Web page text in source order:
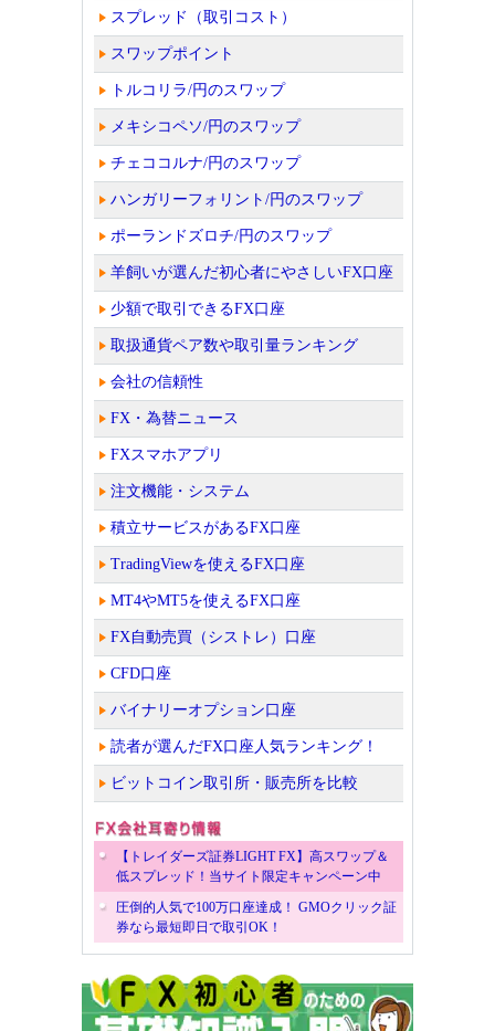
スプレッド（取引コスト）
スワップポイント
トルコリラ/円のスワップ
メキシコペソ/円のスワップ
チェココルナ/円のスワップ
ハンガリーフォリント/円のスワップ
ポーランドズロチ/円のスワップ
羊飼いが選んだ初心者にやさしいFX口座
少額で取引できるFX口座
取扱通貨ペア数や取引量ランキング
会社の信頼性
FX・為替ニュース
FXスマホアプリ
注文機能・システム
積立サービスがあるFX口座
TradingViewを使えるFX口座
MT4やMT5を使えるFX口座
FX自動売買（シストレ）口座
CFD口座
バイナリーオプション口座
読者が選んだFX口座人気ランキング！
ビットコイン取引所・販売所を比較
【トレイダーズ証券LIGHT FX】高スワップ＆
低スプレッド！当サイト限定キャンペーン中
圧倒的人気で100万口座達成！ GMOクリック証
券なら最短即日で取引OK！